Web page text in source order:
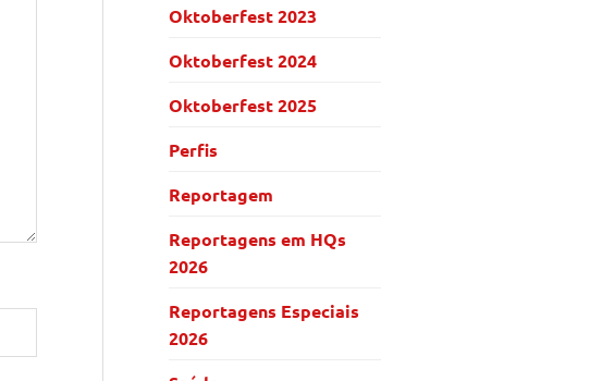
Oktoberfest 2023
Oktoberfest 2024
Oktoberfest 2025
Perfis
Reportagem
Reportagens em HQs
2026
Reportagens Especiais
2026